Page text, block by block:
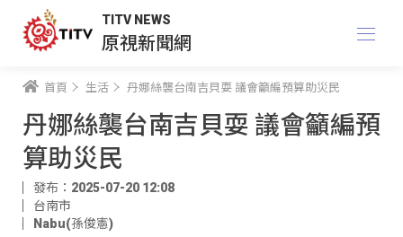
TITV NEWS
原視新聞網
首頁 生活 丹娜絲襲台南吉貝耍 議會籲編預算助災民
丹娜絲襲台南吉貝耍 議會籲編預
算助災民
發布：2025-07-20 12:08
台南市
Nabu(孫俊憲)